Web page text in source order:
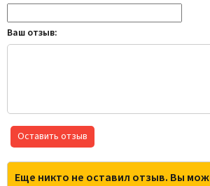
Ваш отзыв:
Оставить отзыв
Еще никто не оставил отзыв. Вы